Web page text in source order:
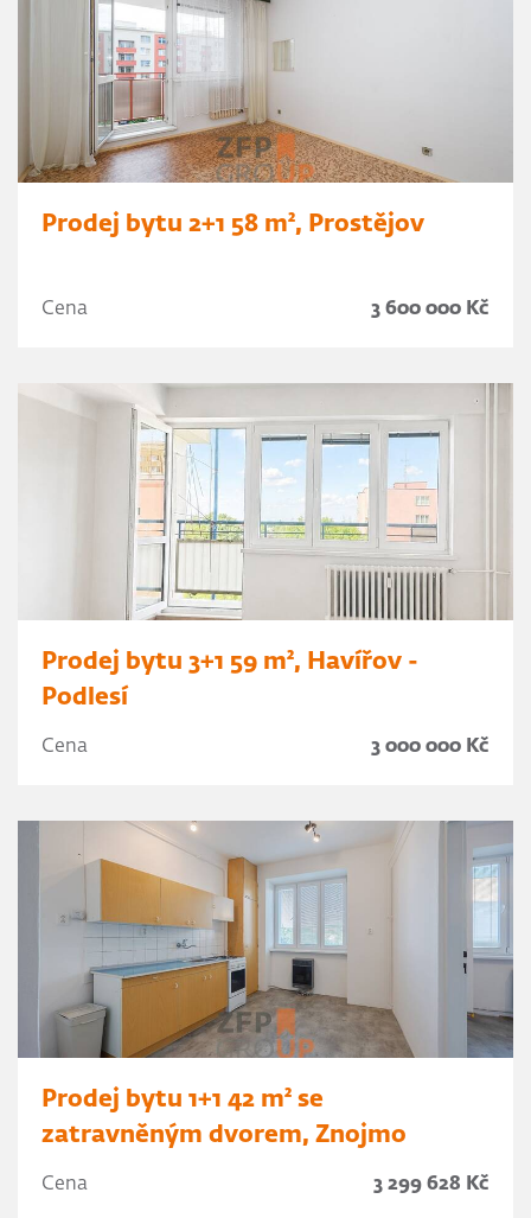
Prodej bytu 2+1 58 m², Prostějov
Cena 3 600 000 Kč
Prodej bytu 3+1 59 m², Havířov -
Podlesí
Cena 3 000 000 Kč
Prodej bytu 1+1 42 m² se
zatravněným dvorem, Znojmo
Cena 3 299 628 Kč